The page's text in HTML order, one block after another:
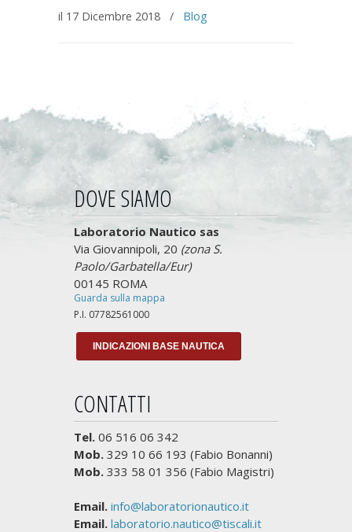
il 17 Dicembre 2018 / Blog
DOVE SIAMO
Laboratorio Nautico sas
Via Giovannipoli, 20 (zona S.
Paolo/Garbatella/Eur)
00145 ROMA
Guarda sulla mappa
P.I. 07782561000
INDICAZIONI BASE NAUTICA
CONTATTI
Tel. 06 516 06 342
Mob. 329 10 66 193 (Fabio Bonanni)
Mob. 333 58 01 356 (Fabio Magistri)
Email. info@laboratorionautico.it
Email. laboratorio.nautico@tiscali.it